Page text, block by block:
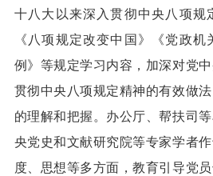
十八大以来深入贯彻中央八项规
《八项规定改变中国》《党政
例》等规定学习内容，加深对党
贯彻中央八项规定精神的有效做
的理解和把握。办公厅、帮扶司
央党史和文献研究院等专家学者
度、思想等多方面，教育引导党